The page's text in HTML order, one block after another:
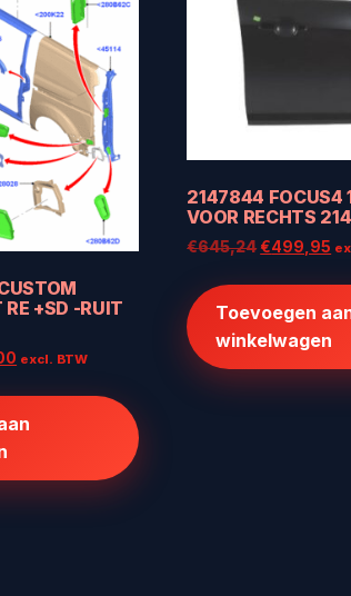
+SD -RUIT
Huidige
€875,00.
excl. BTW
2147844 FOCUS4
VOOR RECHTS
€645,24
€645,24.
€499,95
Toevoegen
winkelwagen